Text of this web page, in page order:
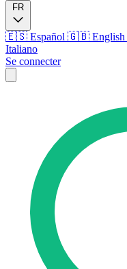
FR
🇪🇸 Español 🇬🇧 English
Italiano
Se connecter
Conseil SEO Étude de Liens
Mentorat SEO
Comment ça marche
Langue
🇪🇸 ES
🇬🇧 EN
Se connecter